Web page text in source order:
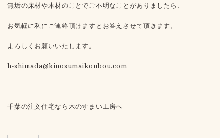
無垢の床材や木材のことでご不明なことがありましたら、
お気軽に私にご連絡頂けますとお答えさせて頂きます。
よろしくお願いいたします。
h-shimada@kinosumaikoubou.com
千葉の注文住宅なら木のすまい工房へ